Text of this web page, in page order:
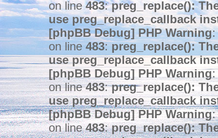
on line483:preg_replace():
use preg_replace_callback
[phpBB Debug] PHP Warning:
on line 483:preg_replace():
use preg_replace_callback
[phpBB Debug] PHP Warning:
on line483:preg_replace():
use preg_replace_callback
[phpBB Debug] PHP Warning:
on line483:preg_replace():